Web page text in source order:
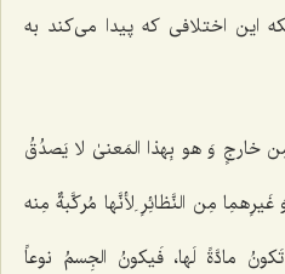
این اختلافى كه پیدا مى‌كند به
خارجٍ وَ هو بِهذا المَعنىٰ لا یَصدُقُ
مِن النَّظائِرِ لِأنَّها مُرکَّبةٌ مِنه
مادَّةً لَها، فَیکونُ الجِسمُ نوعاً